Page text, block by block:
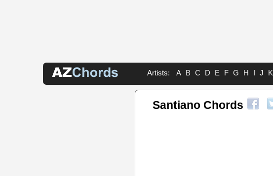
Artists: A B C D E F G H I J K
Santiano Chords